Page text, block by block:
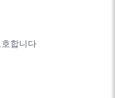
합니다